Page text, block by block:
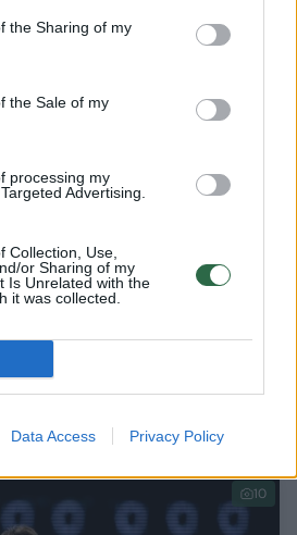
the Sharing of my
the Sale of my
processing my
Advertising.
Collection, Use,
or Sharing of my
Is Unrelated with the
it was collected.
Data Access Privacy Policy
už aikštelės ribų –
Sleva
10